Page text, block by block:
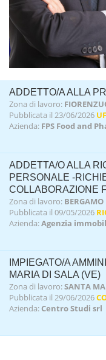
ADDETTO/A ALLA
Zona di lavoro:
Pubblicata il 23/06/2026
Azienda: FPS Food and
ADDETTA/O ALLA
PERSONALE -
COLLABORAZIONE
Zona di lavoro: BERGAMO
Pubblicata il 09/05/2026
Azienda:Agenzia
IMPIEGATO/A
MARIA DI SALA (VE)
Zona di lavoro:SANTA
Pubblicata il 29/06/2026
Azienda: Centro Studi srl